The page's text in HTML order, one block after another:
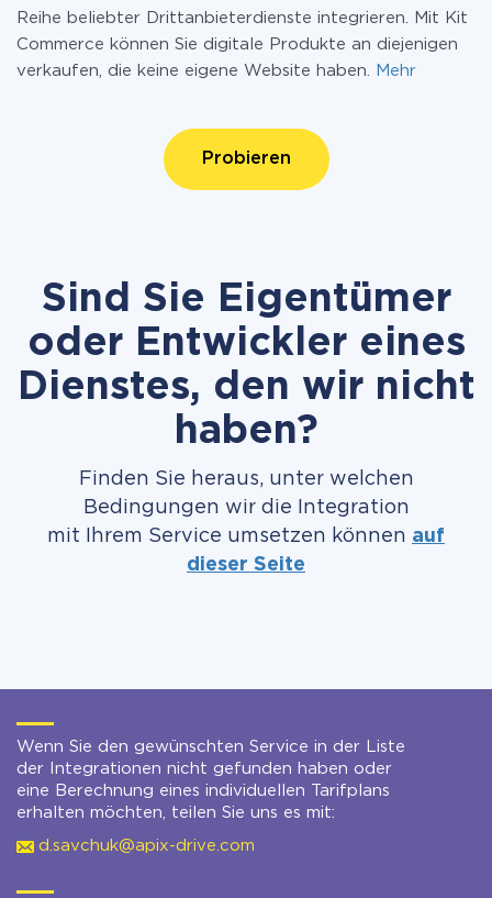
Reihe beliebter Drittanbieterdienste integrieren. Mit Kit
Commerce können Sie digitale Produkte an diejenigen
verkaufen, die keine eigene Website haben.
Mehr
Probieren
Sind Sie Eigentümer
oder Entwickler eines
Dienstes, den wir nicht
haben?
Finden Sie heraus, unter welchen
Bedingungen wir die Integration
mit Ihrem Service umsetzen können auf
dieser Seite
Wenn Sie den gewünschten Service in der Liste
der Integrationen nicht gefunden haben oder
eine Berechnung eines individuellen Tarifplans
erhalten möchten, teilen Sie uns es mit:
d.savchuk@apix-drive.com